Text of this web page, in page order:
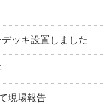
ッキ設置しました
現場報告